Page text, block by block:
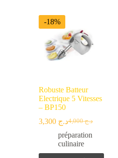
-18%
Robuste Batteur
Electrique 5 Vitesses
– BP150
د.ج4,000
Le
prix
initial
د.جLe
prix
actuel
préparation
culinaire